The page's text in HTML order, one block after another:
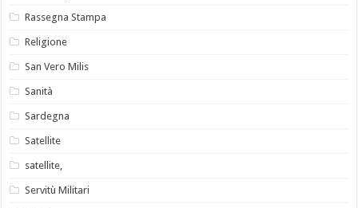
Rassegna Stampa
Religione
San Vero Milis
Sanità
Sardegna
Satellite
satellite,
Servitù Militari